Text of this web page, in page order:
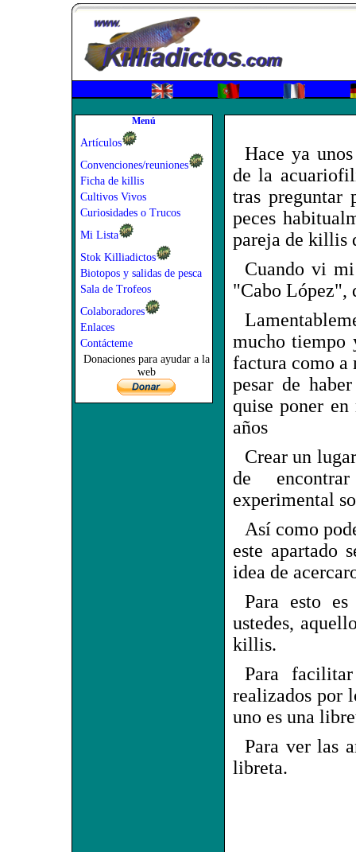
Menú
Artículos
Convenciones/reuniones
Ficha de killis
Cultivos Vivos
Curiosidades o Trucos
Mi Lista
Stok Killiadictos
Biotopos y salidas de pesca
Sala de Trofeos
Colaboradores
Enlaces
Contácteme
Donaciones para ayudar a la
web
Hace ya
de la
tras preguntar
peces
pareja de killis
Cuando vi
"Cabo López",
mucho tiempo
factura como a
pesar de
quise poner
años
Crear un
de
experimental
Así como
este apartado
idea de
Para esto
ustedes,
killis.
Para
realizados por
uno es una
Para ver las
libreta.